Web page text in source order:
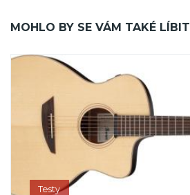
MOHLO BY SE VÁM TAKÉ LÍBIT
Testy